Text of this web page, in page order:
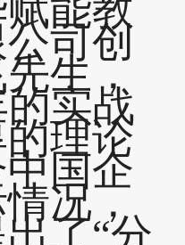
能教
司创
生，
实战
理论
国企
况，
了“分